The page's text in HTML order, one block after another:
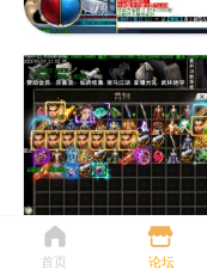
首页 论坛